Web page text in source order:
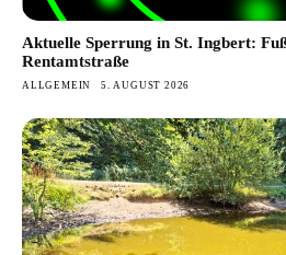
Aktuelle Sperrung in St. Ingbert:
Rentamtstraße
ALLGEMEIN 5. AUGUST 2026